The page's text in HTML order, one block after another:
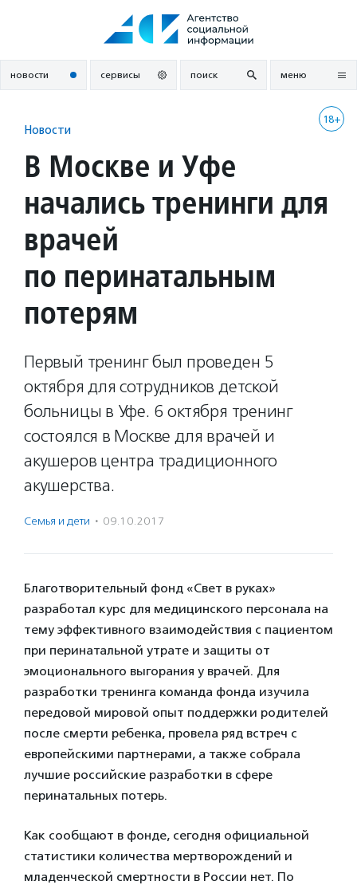
новости сервисы поиск меню
18+
Новости
В Москве и Уфе
начались тренинги для
врачей
по перинатальным
потерям
Первый тренинг был проведен 5
октября для сотрудников детской
больницы в Уфе. 6 октября тренинг
состоялся в Москве для врачей и
акушеров центра традиционного
акушерства.
Семья и дети · 09.10.2017
Благотворительный фонд «Свет в руках»
разработал курс для медицинского персонала на
тему эффективного взаимодействия с пациентом
при перинатальной утрате и защиты от
эмоционального выгорания у врачей. Для
разработки тренинга команда фонда изучила
передовой мировой опыт поддержки родителей
после смерти ребенка, провела ряд встреч с
европейскими партнерами, а также собрала
лучшие российские разработки в сфере
перинатальных потерь.
Как сообщают в фонде, сегодня официальной
статистики количества мертворождений и
младенческой смертности в России нет. По